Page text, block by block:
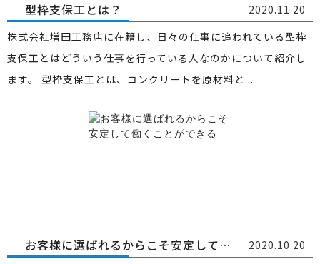
型枠支保工とは？
2020.11.20
株式会社増田工務店に在籍し、日々の仕事に追われている型枠
支保工とはどういう仕事を行っている人なのかについて紹介し
ます。 型枠支保工とは、コンクリートを原材料と...
お客様に選ばれるからこそ安定して働くことができる
2020.10.20